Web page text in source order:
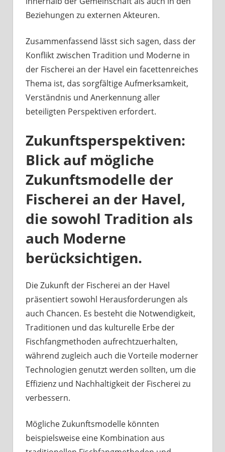
Beziehungen zu externen Akteuren.
Zusammenfassend lässt sich sagen, dass der
Konflikt zwischen Tradition und Moderne in
der Fischerei an der Havel ein facettenreiches
Thema ist, das sorgfältige Aufmerksamkeit,
Verständnis und Anerkennung aller
beteiligten Perspektiven erfordert.
Zukunftsperspektiven:
Blick auf mögliche
Zukunftsmodelle der
Fischerei an der Havel,
die sowohl Tradition als
auch Moderne
berücksichtigen.
Die Zukunft der Fischerei an der Havel
präsentiert sowohl Herausforderungen als
auch Chancen. Es besteht die Notwendigkeit,
Traditionen und das kulturelle Erbe der
Fischfangmethoden aufrechtzuerhalten,
während zugleich auch die Vorteile moderner
Technologien genutzt werden sollten, um die
Effizienz und Nachhaltigkeit der Fischerei zu
verbessern.
Mögliche Zukunftsmodelle könnten
beispielsweise eine Kombination aus